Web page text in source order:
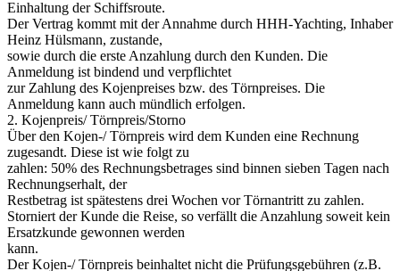
Einhaltung der Schiffsroute.
Der Vertrag kommt mit der Annahme durch HHH-Yachting, Inhaber
Heinz Hülsmann, zustande,
sowie durch die erste Anzahlung durch den Kunden. Die
Anmeldung ist bindend und verpflichtet
zur Zahlung des Kojenpreises bzw. des Törnpreises. Die
Anmeldung kann auch mündlich erfolgen.
2. Kojenpreis/ Törnpreis/Storno
Über den Kojen-/ Törnpreis wird dem Kunden eine Rechnung
zugesandt. Diese ist wie folgt zu
zahlen: 50% des Rechnungsbetrages sind binnen sieben Tagen nach
Rechnungserhalt, der
Restbetrag ist spätestens drei Wochen vor Törnantritt zu zahlen.
Storniert der Kunde die Reise, so verfällt die Anzahlung soweit kein
Ersatzkunde gewonnen werden
kann.
Der Kojen-/ Törnpreis beinhaltet nicht die Prüfungsgebühren (z.B.